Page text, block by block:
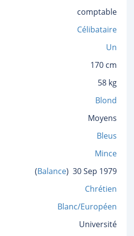
comptable
Célibataire
Un
170 cm
58 kg
Blond
Moyens
Bleus
Mince
(Balance) 30 Sep 1979
Chrétien
Blanc/Européen
Université